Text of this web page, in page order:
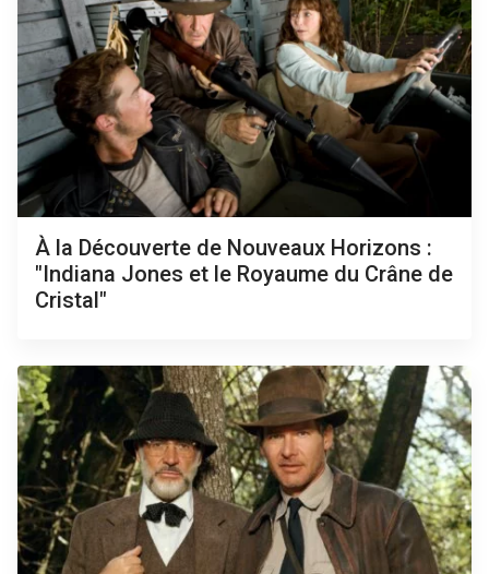
À la Découverte de Nouveaux Horizons :
"Indiana Jones et le Royaume du Crâne de
Cristal"